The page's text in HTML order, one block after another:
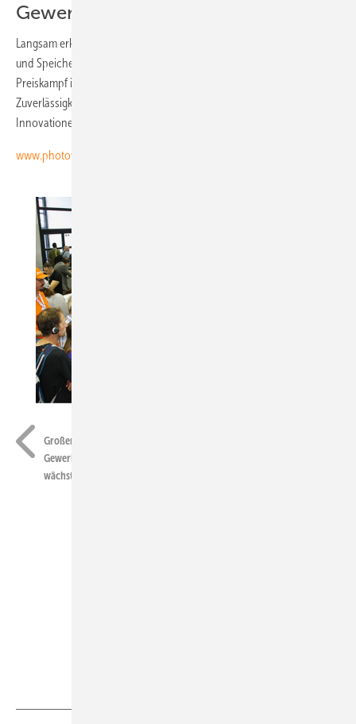
Gewerbe und Industrie!
Langsam erkennen die Unternehmen, dass sie mit Solargeneratoren
und Speicherbatterien ihre Energiekosten senken können. Der
Preiskampf ist hart, die Ansprüche an die Funktionalität und
Zuverlässigkeit der Speichersysteme hoch. Wir stellen die
Innovationen vor.
www.photovoltaik.eu/Videos/pv-Guided-Tours-Videos-2018
Großer Andrang bei Tesvolt, wo neue Stromspeicher für
Gewerbekunden vorgestellt wurden. Dieses Marktsegment
wächst sehr stark.